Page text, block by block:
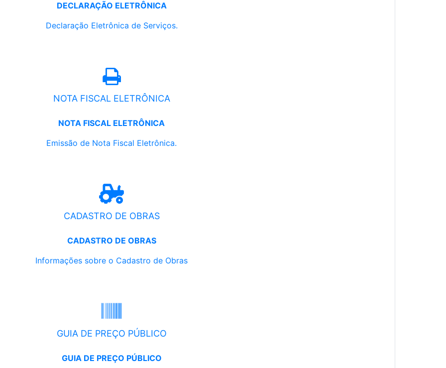
DECLARAÇÃO ELETRÔNICA
Declaração Eletrônica de Serviços.
NOTA FISCAL ELETRÔNICA
NOTA FISCAL ELETRÔNICA
Emissão de Nota Fiscal Eletrônica.
CADASTRO DE OBRAS
CADASTRO DE OBRAS
Informações sobre o Cadastro de Obras
GUIA DE PREÇO PÚBLICO
GUIA DE PREÇO PÚBLICO